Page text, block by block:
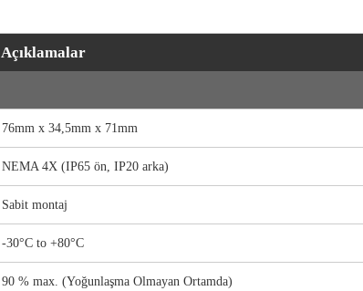
Açıklamalar
76mm x 34,5mm x 71mm
NEMA 4X (IP65 ön, IP20 arka)
Sabit montaj
-30°C to +80°C
90 % max. (Yoğunlaşma Olmayan Ortamda)